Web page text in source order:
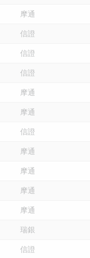
摩通
信證
信證
信證
摩通
摩通
信證
摩通
摩通
摩通
摩通
瑞銀
信證